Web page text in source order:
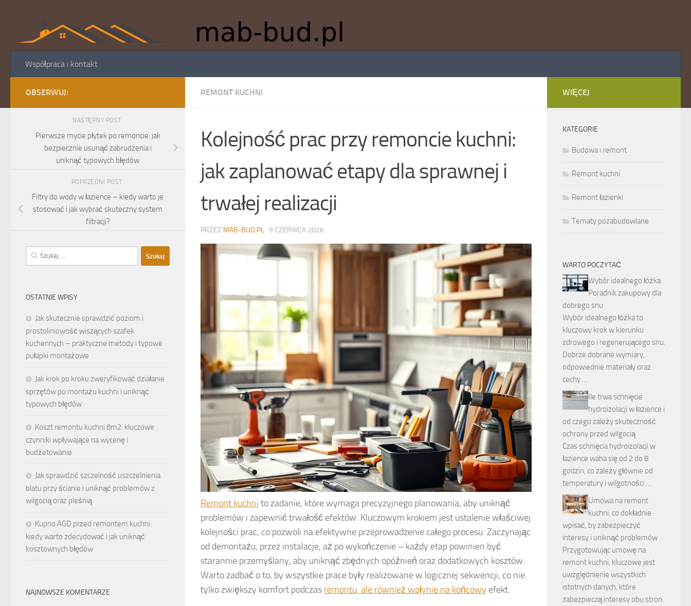
Współpraca i kontakt
REMONT KUCHNI
Kolejność prac przy remoncie kuchni:
jak zaplanować etapy dla sprawnej i
trwałej realizacji
PRZEZ MAB-BUD.PL · 9 CZERWCA 2026
Remont kuchni to zadanie, które wymaga precyzyjnego planowania, aby uniknąć
problemów i zapewnić trwałość efektów. Kluczowym krokiem jest ustalenie właściwej
kolejności prac, co pozwoli na efektywne przeprowadzenie całego procesu. Zaczynając
od demontażu, przez instalacje, aż po wykończenie – każdy etap powinien być
starannie przemyślany, aby uniknąć zbędnych opóźnień oraz dodatkowych kosztów.
Warto zadbać o to, by wszystkie prace były realizowane w logicznej sekwencji, co nie
tylko zwiększy komfort podczas remontu, ale również wpłynie na końcowy efekt.
OBSERWUJ:
NASTĘPNY POST
Pierwsze mycie płytek po remoncie: jak
bezpiecznie usunąć zabrudzenia i
uniknąć typowych błędów
POPRZEDNI POST
Filtry do wody w łazience – kiedy warto je
stosować i jak wybrać skuteczny system
filtracji?
Szukaj:
OSTATNIE WPISY
Jak skutecznie sprawdzić poziom i
prostoliniowość wiszących szafek
kuchennych – praktyczne metody i typowe
pułapki montażowe
Jak krok po kroku zweryfikować działanie
sprzętów po montażu kuchni i uniknąć
typowych błędów
Koszt remontu kuchni 8m2: kluczowe
czynniki wpływające na wycenę i
budżetowanie
Jak sprawdzić szczelność uszczelnienia
blatu przy ścianie i uniknąć problemów z
wilgocią oraz pleśnią
Kupno AGD przed remontem kuchni:
kiedy warto zdecydować i jak uniknąć
kosztownych błędów
NAJNOWSZE KOMENTARZE
WIĘCEJ
KATEGORIE
Budowa i remont
Remont kuchni
Remont łazienki
Tematy pozabudowlane
WARTO POCZYTAĆ
Wybór idealnego łóżka:
Poradnik zakupowy dla
dobrego snu
Wybór idealnego łóżka to
kluczowy krok w kierunku
zdrowego i regenerującego snu.
Dobrze dobrane wymiary,
odpowiednie materiały oraz
cechy …
Ile trwa schnięcie
hydroizolacji w łazience i
od czego zależy skuteczność
ochrony przed wilgocią
Czas schnięcia hydroizolacji w
łazience waha się od 2 do 8
godzin, co zależy głównie od
temperatury i wilgotności …
Umowa na remont
kuchni: co dokładnie
wpisać, by zabezpieczyć
interesy i uniknąć problemów
Przygotowując umowę na
remont kuchni, kluczowe jest
uwzględnienie wszystkich
istotnych danych, które
zabezpieczą interesy obu stron.